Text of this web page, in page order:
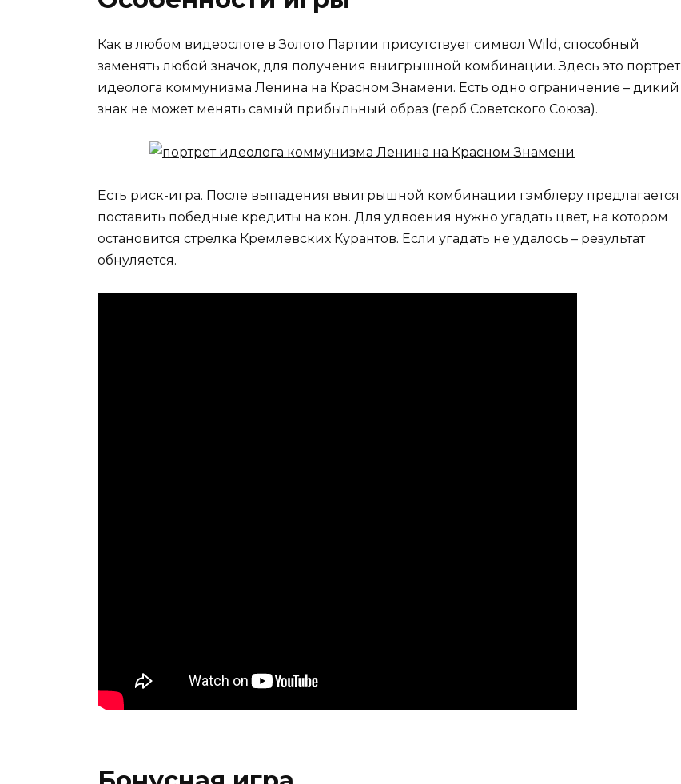
Как в любом видеослоте в Золото Партии присутствует символ Wild, способный
заменять любой значок, для получения выигрышной комбинации. Здесь это портрет
идеолога коммунизма Ленина на Красном Знамени. Есть одно ограничение – дикий
знак не может менять самый прибыльный образ (герб Советского Союза).
Есть риск-игра. После выпадения выигрышной комбинации гэмблеру предлагается
поставить победные кредиты на кон. Для удвоения нужно угадать цвет, на котором
остановится стрелка Кремлевских Курантов. Если угадать не удалось – результат
обнуляется.